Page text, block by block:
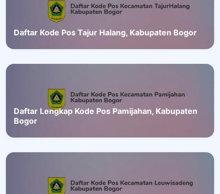
Daftar Kode Pos Tajur Halang, Kabupaten Bogor
Daftar Lengkap Kode Pos Pamijahan, Kabupaten
Bogor